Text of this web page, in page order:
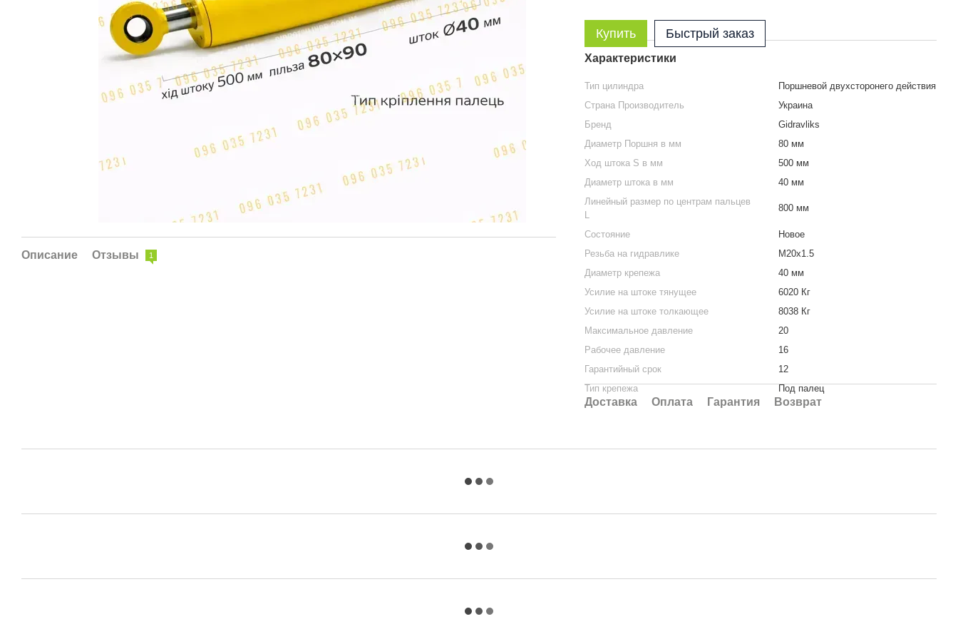
Описание Отзывы 1
Купить Быстрый заказ
Характеристики
Тип цилиндра
Поршневой двухсторонего действия
Страна Производитель
Украина
Бренд
Gidravliks
Диаметр Поршня в мм
80 мм
Ход штока S в мм
500 мм
Диаметр штока в мм
40 мм
Линейный размер по центрам пальцев
L
800 мм
Состояние
Новое
Резьба на гидравлике
М20х1.5
Диаметр крепежа
40 мм
Усилие на штоке тянущее
6020 Кг
Усилие на штоке толкающее
8038 Кг
Максимальное давление
20
Рабочее давление
16
Гарантийный срок
12
Тип крепежа
Под палец
Доставка Оплата Гарантия Возврат